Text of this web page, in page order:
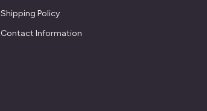
Shipping Policy
Contact Information